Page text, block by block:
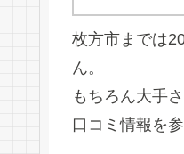
枚方市までは
ん。
もちろん大手
口コミ情報を